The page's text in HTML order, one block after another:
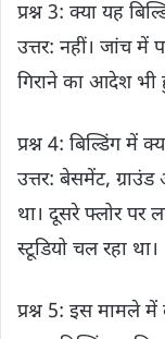
प्रश्न 3: क्या यह
उत्तर: नहीं। जांच में
गिराने का आदेश भी
प्रश्न 4: बिल्डिंग में
उत्तर: बेसमेंट,
था। दूसरे फ्लोर पर
स्टूडियो चल रहा था।
प्रश्न 5: इस मामले